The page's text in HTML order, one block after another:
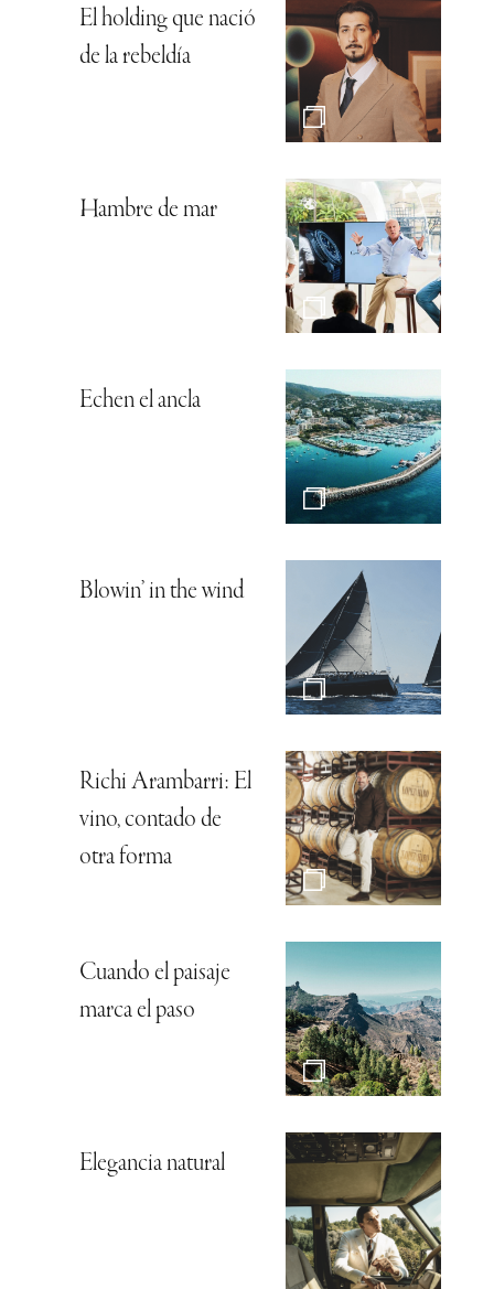
El holding que nació
de la rebeldía
Hambre de mar
Echen el ancla
Blowin’ in the wind
Richi Arambarri: El
vino, contado de
otra forma
Cuando el paisaje
marca el paso
Elegancia natural